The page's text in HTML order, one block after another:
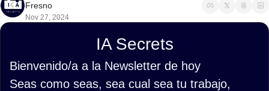
Fresno
Nov 27, 2024
IA Secrets
Bienvenido/a a la Newsletter de hoy
Seas como seas, sea cual sea tu trabajo,